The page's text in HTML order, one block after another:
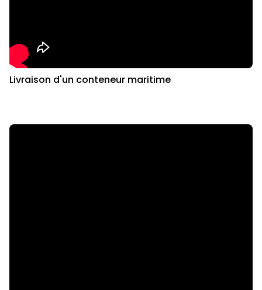
Livraison d'un conteneur maritime